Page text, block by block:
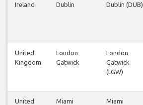
Ireland Dublin Dublin (DUB)
United
Kingdom
London
Gatwick
London
Gatwick
(LGW)
United
Miami
Miami